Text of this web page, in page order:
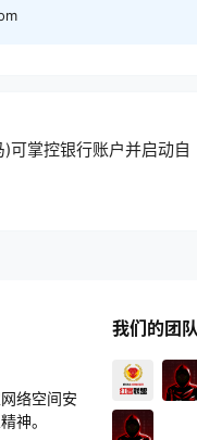
可掌控银行账户并启动自
络空间安
神。
我们的团队